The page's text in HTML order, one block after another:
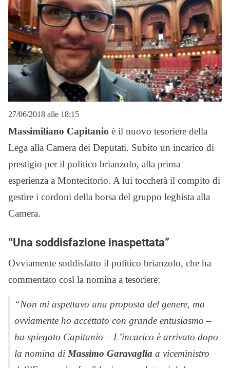
27/06/2018 alle 18:15
Massimiliano Capitanio è il nuovo tesoriere della
Lega alla Camera dei Deputati. Subito un incarico di
prestigio per il politico brianzolo, alla prima
esperienza a Montecitorio. A lui toccherà il compito di
gestire i cordoni della borsa del gruppo leghista alla
Camera.
“Una soddisfazione inaspettata”
Ovviamente soddisfatto il politico brianzolo, che ha
commentato così la nomina a tesoriere:
“Non mi aspettavo una proposta del genere, ma
ovviamente ho accettato con grande entusiasmo –
ha spiegato Capitanio – L’incarico è arrivato dopo
la nomina diMassimo Garavaglia a viceministro